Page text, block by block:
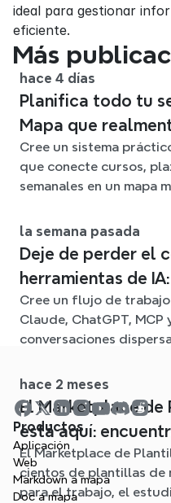
ideal para gestionar
eficiente.
Más
hace 4 días
Planifica todo tu
Mapa que
día
Cree un sistema
que conecte cursos,
semanales en un mapa
la semana pasada
Deje de perder el
herramientas de
conectado con
Cree un flujo de
Claude, ChatGPT,
conversaciones
hace 2 meses
El Marketplace de
está aquí:
mapa mental
El Marketplace de
cientos de plantillas de
para el trabajo, el
Productos
Aplicación
Web
Markdown a mapa
Doc a mapa